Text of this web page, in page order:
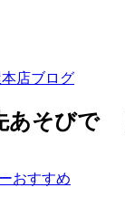
店ブログ
あそびで
おすすめ